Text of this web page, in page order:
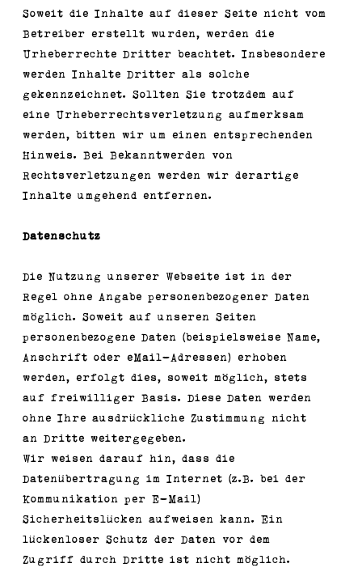
Soweit die Inhalte auf dieser Seite nicht vom
Betreiber erstellt wurden, werden die
Urheberrechte Dritter beachtet. Insbesondere
werden Inhalte Dritter als solche
gekennzeichnet. Sollten Sie trotzdem auf
eine Urheberrechtsverletzung aufmerksam
werden, bitten wir um einen entsprechenden
Hinweis. Bei Bekanntwerden von
Rechtsverletzungen werden wir derartige
Inhalte umgehend entfernen.
Datenschutz
Die Nutzung unserer Webseite ist in der
Regel ohne Angabe personenbezogener Daten
möglich. Soweit auf unseren Seiten
personenbezogene Daten (beispielsweise Name,
Anschrift oder eMail-Adressen) erhoben
werden, erfolgt dies, soweit möglich, stets
auf freiwilliger Basis. Diese Daten werden
ohne Ihre ausdrückliche Zustimmung nicht
an Dritte weitergegeben.
Wir weisen darauf hin, dass die
Datenübertragung im Internet (z.B. bei der
Kommunikation per E-Mail)
Sicherheitslücken aufweisen kann. Ein
lückenloser Schutz der Daten vor dem
Zugriff durch Dritte ist nicht möglich.